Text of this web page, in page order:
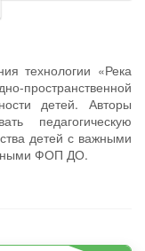
технологии «Река
пространственной
детей. Авторы
педагогическую
детей с важными
ФОП ДО.